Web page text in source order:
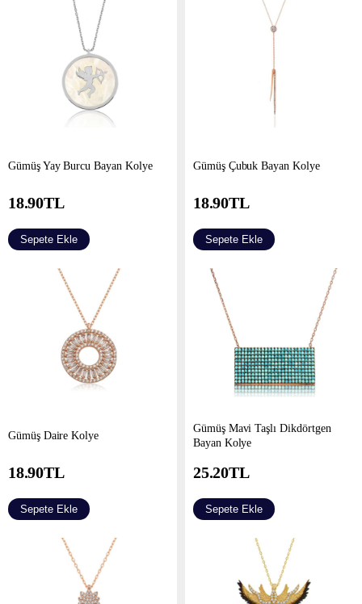
Gümüş Yay Burcu Bayan Kolye
18.90TL
Sepete Ekle
Gümüş Çubuk Bayan Kolye
18.90TL
Sepete Ekle
Gümüş Daire Kolye
18.90TL
Sepete Ekle
Gümüş Mavi Taşlı Dikdörtgen
Bayan Kolye
25.20TL
Sepete Ekle